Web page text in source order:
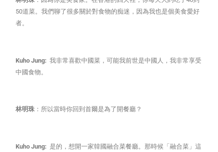
50道菜。我們聊了很多關於對食物的痴迷，因為我也是個美食愛好
者。
Kuho Jung: 我非常喜歡中國菜，可能我前世是中國人，我非常享受
中國食物。
林明珠 ：所以當時你回到首爾是為了開餐廳？
Kuho Jung: 是的，想開一家韓國融合菜餐廳。那時候「融合菜」這